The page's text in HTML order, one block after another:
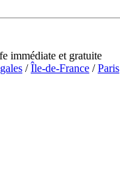
immédiate et gratuite
/Île-de-France /Paris